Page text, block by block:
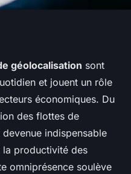
aux
de
géolocalisation sont
et jouent un rôle
économiques. Du
des flottes de
indispensable
la productivité des
omniprésence soulève